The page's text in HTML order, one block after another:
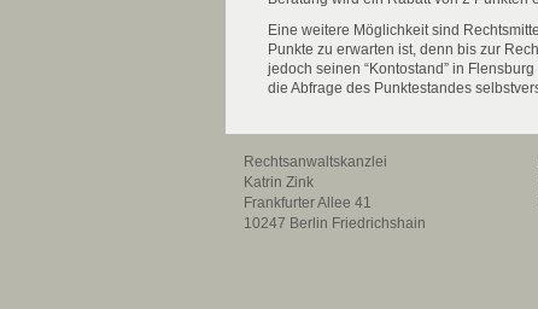
Eine weitere Möglichkeit sind
Punkte zu erwarten ist, denn bis zur
jedoch seinen “Kontostand” in
die Abfrage des Punktestandes
Rechtsanwaltskanzlei
Katrin Zink
Frankfurter Allee 41
10247 Berlin Friedrichshain